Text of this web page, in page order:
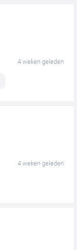
4 weken geleden
4 weken geleden